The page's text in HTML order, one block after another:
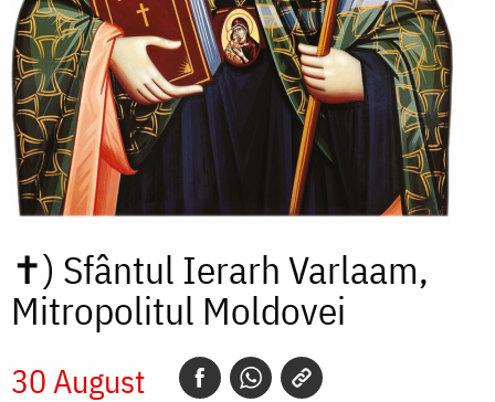
✝) Sfântul Ierarh Varlaam,
Mitropolitul Moldovei
30 August